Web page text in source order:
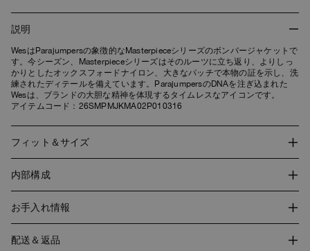
説明
WesはParajumpersの象徴的なMasterpieceシリーズのボンバージャケットで
す。今シーズン、Masterpieceシリーズはそのルーツに立ち返り、よりしっ
かりとしたオックスフォードナイロン、大きなパッチで本物の証を示し、洗
練されたディテールを備えています。ParajumpersのDNAを注ぎ込まれた
Wesは、ブランドの大胆な精神を体現するタイムレスなアイコンです。
アイテムコード：26SMPMJKMA02P010316
フィット＆サイズ
サイズはLです。モデルが着用している商品はシルエットをご確認いただく
内部構成
ライニング: 100% ポリエステル
お手入れ情報
さい。アイロンをかけないでください。プロのウェットクリーニングを行っ
配送＆返品